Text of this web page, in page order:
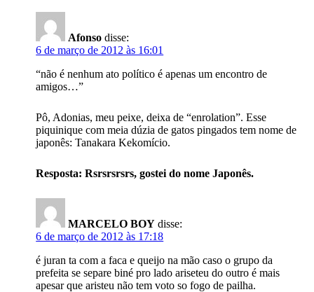
Afonso disse:
6 de março de 2012 às 16:01
“não é nenhum ato político é apenas um encontro de
amigos…”
Pô, Adonias, meu peixe, deixa de “enrolation”. Esse
piquinique com meia dúzia de gatos pingados tem nome de
japonês: Tanakara Kekomício.
Resposta: Rsrsrsrsrs, gostei do nome Japonês.
MARCELO BOY disse:
6 de março de 2012 às 17:18
é juran ta com a faca e queijo na mão caso o grupo da
prefeita se separe biné pro lado ariseteu do outro é mais
apesar que aristeu não tem voto so fogo de pailha.